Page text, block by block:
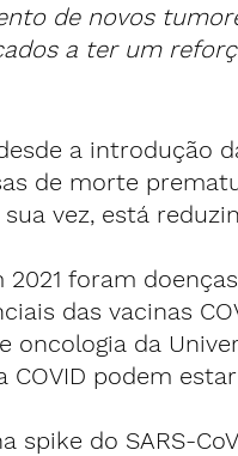
de novos
a ter um
a introdução
de morte
vez, está
foram
das vacinas
oncologia da
podem
spike do SARS-